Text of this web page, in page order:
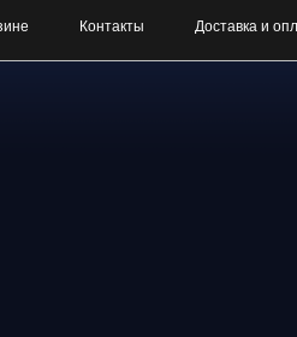
Контакты Доставка и